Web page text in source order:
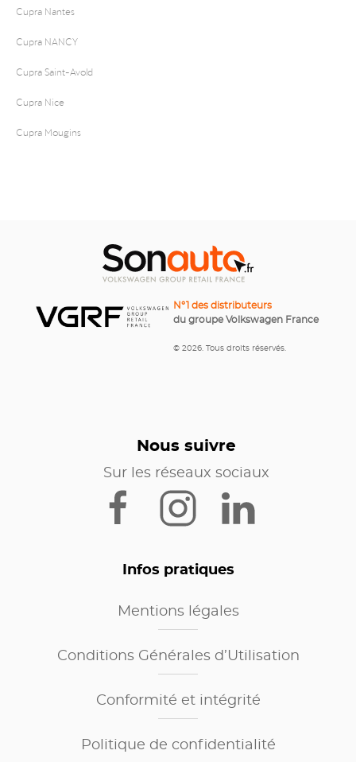
Cupra Nantes
Cupra NANCY
Cupra Saint-Avold
Cupra Nice
Cupra Mougins
N°1 des distributeurs
du groupe Volkswagen France
© 2026. Tous droits réservés.
Nous suivre
Sur les réseaux sociaux
Infos pratiques
Mentions légales
Conditions Générales d’Utilisation
Conformité et intégrité
Politique de confidentialité